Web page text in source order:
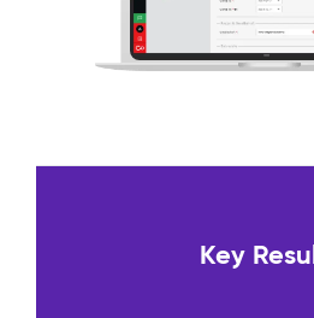
Key